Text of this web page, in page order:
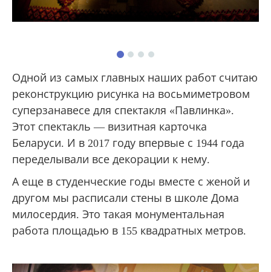
Одной из самых главных наших работ считаю
реконструкцию рисунка на восьмиметровом
суперзанавесе для спектакля «Павлинка».
Этот спектакль — визитная карточка
Беларуси. И в 2017 году впервые с 1944 года
переделывали все декорации к нему.
А еще в студенческие годы вместе с женой и
другом мы расписали стены в школе Дома
милосердия. Это такая монументальная
работа площадью в 155 квадратных метров.